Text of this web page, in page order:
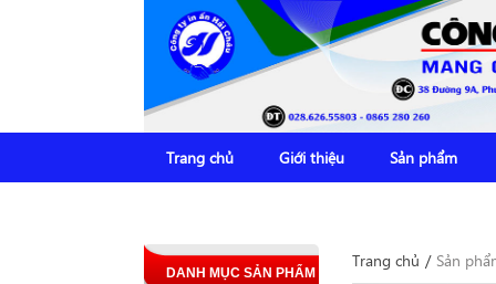
Trang chủ Giới thiệu Sản phẩm
DANH MỤC SẢN PHẨM
Trang chủ / Sản